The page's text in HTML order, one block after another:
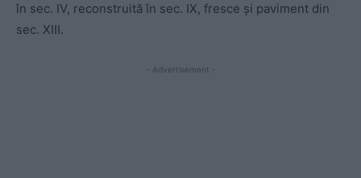
în sec. IV, reconstruită în sec. IX, fresce și paviment din
sec. XIII.
- Advertisement -